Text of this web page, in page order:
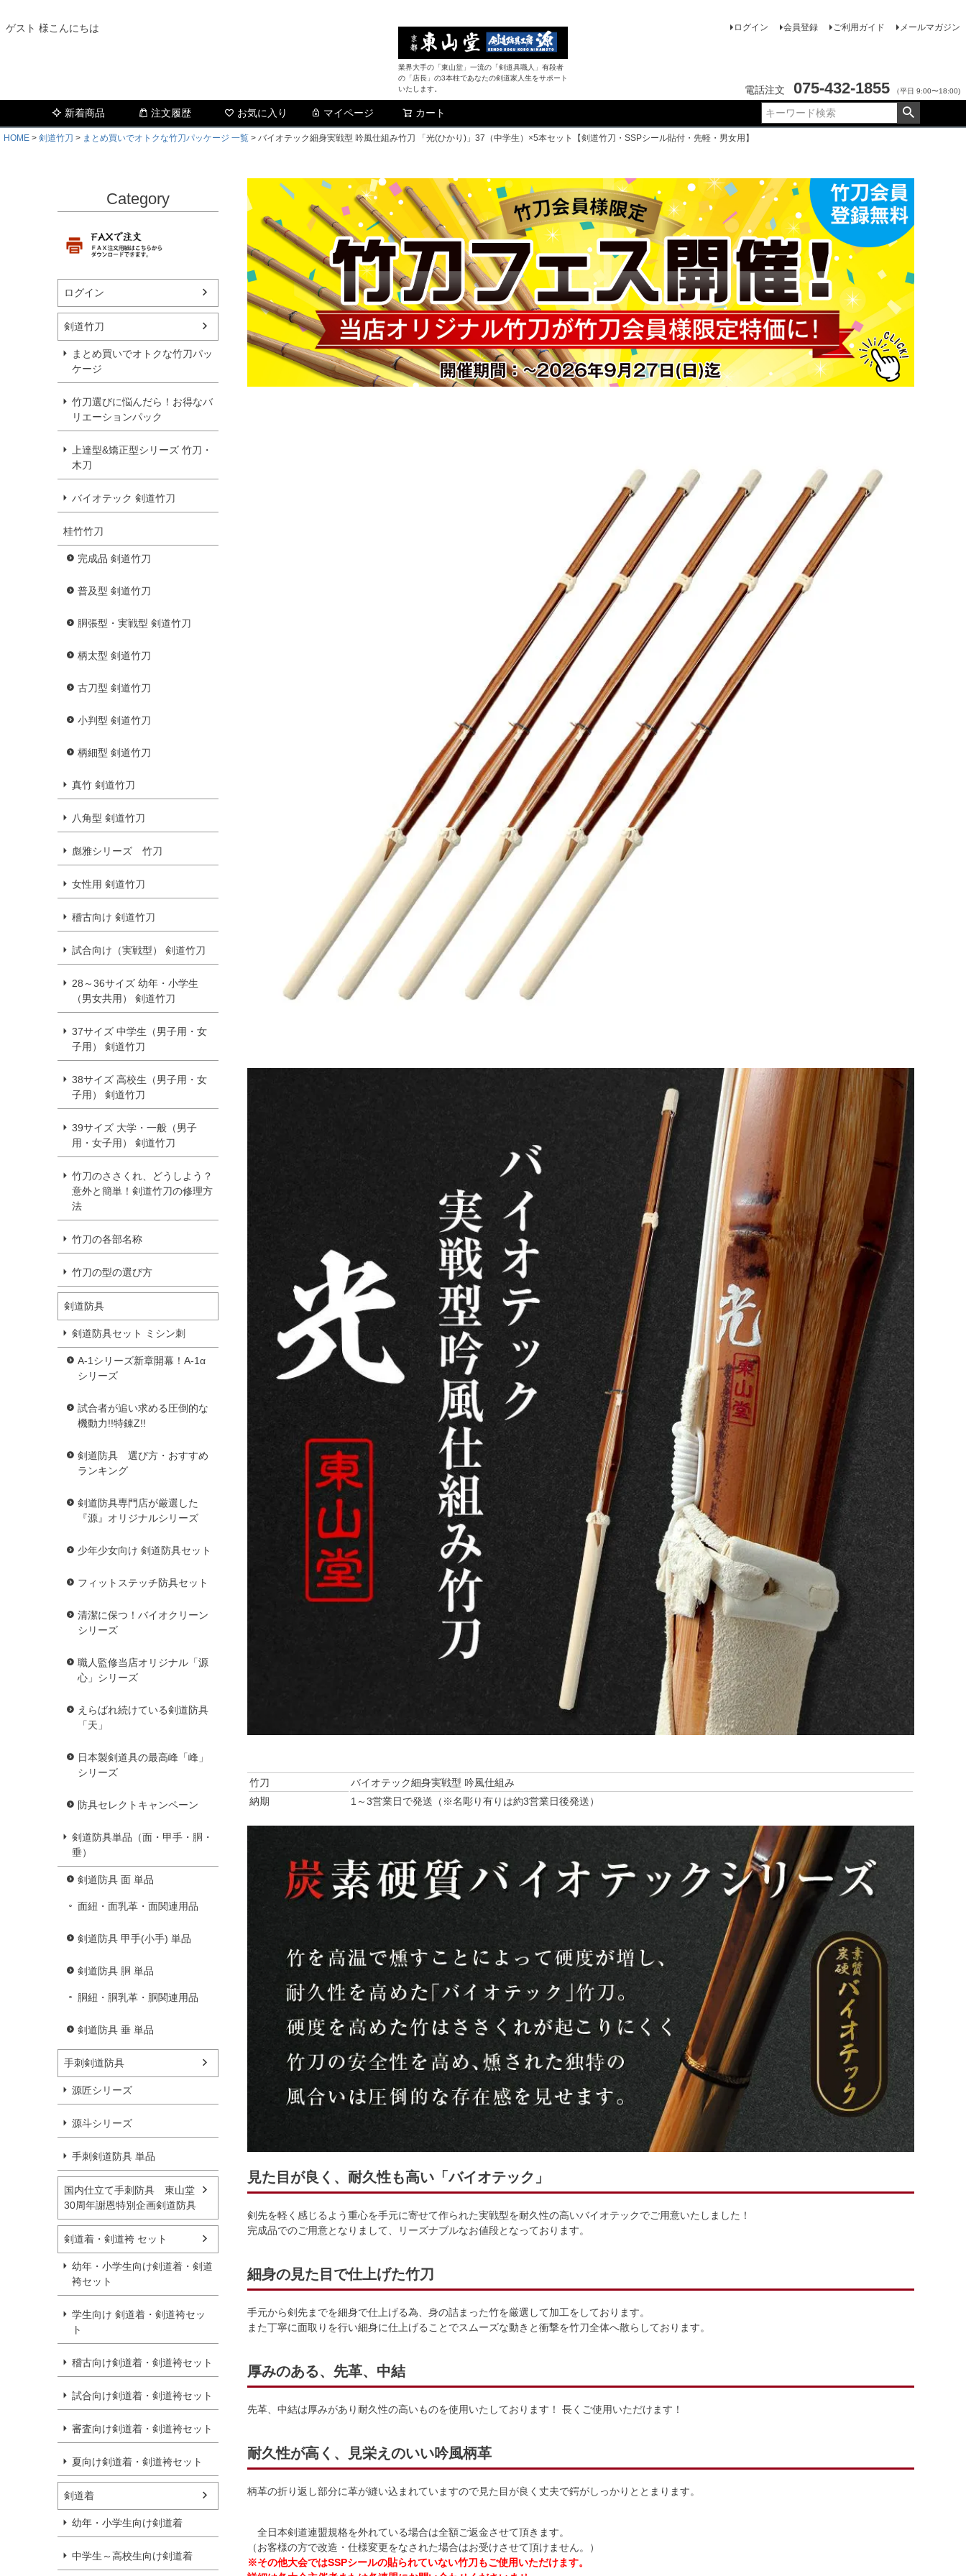
ゲスト 様こんにちは
業界大手の「東山堂」一流の「剣道具職人」有段者
の「店長」の3本柱であなたの剣道家人生をサポート
いたします。
ログイン 会員登録 ご利用ガイド メールマガジン
電話注文 075-432-1855 （平日 9:00〜18:00)
新着商品 注文履歴 お気に入り マイページ カート
HOME 剣道竹刀 まとめ買いでオトクな竹刀パッケージ 一覧 バイオテック細身実戦型 吟風仕組み竹刀 「光(ひかり)」37（中学生）×5本セット【剣道竹刀・SSPシール貼付・先軽・男女用】
Category
ログイン
剣道竹刀
まとめ買いでオトクな竹刀パッ
ケージ
竹刀選びに悩んだら！お得なバ
リエーションパック
上達型&矯正型シリーズ 竹刀・
木刀
バイオテック 剣道竹刀
桂竹竹刀
完成品 剣道竹刀
普及型 剣道竹刀
胴張型・実戦型 剣道竹刀
柄太型 剣道竹刀
古刀型 剣道竹刀
小判型 剣道竹刀
柄細型 剣道竹刀
真竹 剣道竹刀
八角型 剣道竹刀
彪雅シリーズ 竹刀
女性用 剣道竹刀
稽古向け 剣道竹刀
試合向け（実戦型） 剣道竹刀
28～36サイズ 幼年・小学生
（男女共用） 剣道竹刀
37サイズ 中学生（男子用・女
子用） 剣道竹刀
38サイズ 高校生（男子用・女
子用） 剣道竹刀
39サイズ 大学・一般（男子
用・女子用） 剣道竹刀
竹刀のささくれ、どうしよう？
意外と簡単！剣道竹刀の修理方
法
竹刀の各部名称
竹刀の型の選び方
剣道防具
剣道防具セット ミシン刺
A-1シリーズ新章開幕！A-1α
シリーズ
試合者が追い求める圧倒的な
機動力!!特錬Z!!
剣道防具 選び方・おすすめ
ランキング
剣道防具専門店が厳選した
『源』オリジナルシリーズ
少年少女向け 剣道防具セット
フィットステッチ防具セット
清潔に保つ！バイオクリーン
シリーズ
職人監修当店オリジナル「源
心」シリーズ
えらばれ続けている剣道防具
「天」
日本製剣道具の最高峰「峰」
シリーズ
防具セレクトキャンペーン
剣道防具単品（面・甲手・胴・
垂）
剣道防具 面 単品
面紐・面乳革・面関連用品
剣道防具 甲手(小手) 単品
剣道防具 胴 単品
胴紐・胴乳革・胴関連用品
剣道防具 垂 単品
手刺剣道防具
源匠シリーズ
源斗シリーズ
手刺剣道防具 単品
国内仕立て手刺防具 東山堂
30周年謝恩特別企画剣道防具
剣道着・剣道袴 セット
幼年・小学生向け剣道着・剣道
袴セット
学生向け 剣道着・剣道袴セッ
ト
稽古向け剣道着・剣道袴セット
試合向け剣道着・剣道袴セット
審査向け剣道着・剣道袴セット
夏向け剣道着・剣道袴セット
剣道着
幼年・小学生向け剣道着
中学生～高校生向け剣道着
竹刀
バイオテック細身実戦型 吟風仕組み
納期
1～3営業日で発送（※名彫り有りは約3営業日後発送）
見た目が良く、耐久性も高い「バイオテック」
剣先を軽く感じるよう重心を手元に寄せて作られた実戦型を耐久性の高いバイオテックでご用意いたしました！
完成品でのご用意となりまして、リーズナブルなお値段となっております。
細身の見た目で仕上げた竹刀
手元から剣先までを細身で仕上げる為、身の詰まった竹を厳選して加工をしております。
また丁寧に面取りを行い細身に仕上げることでスムーズな動きと衝撃を竹刀全体へ散らしております。
厚みのある、先革、中結
先革、中結は厚みがあり耐久性の高いものを使用いたしております！ 長くご使用いただけます！
耐久性が高く、見栄えのいい吟風柄革
柄革の折り返し部分に革が縫い込まれていますので見た目が良く丈夫で鍔がしっかりととまります。
全日本剣道連盟規格を外れている場合は全額ご返金させて頂きます。
（お客様の方で改造・仕様変更をなされた場合はお受けさせて頂けません。）
※その他大会ではSSPシールの貼られていない竹刀もご使用いただけます。